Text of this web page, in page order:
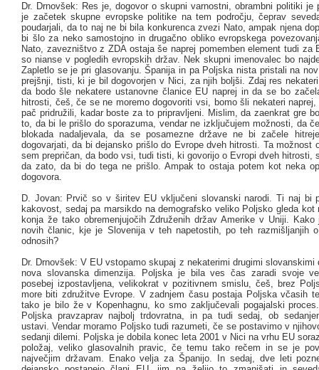
Dr. Drnovšek: Res je, dogovor o skupni varnostni, obrambni politiki je
je začetek skupne evropske politike na tem področju, čeprav
poudarjali, da to naj ne bi bila konkurenca zvezi Nato, ampak njena
bi šlo za neko samostojno in drugačno obliko evropskega
Nato, zavezništvo z ZDA ostaja še naprej pomemben element tudi za
so nianse v pogledih evropskih držav. Nek skupni imenovalec bo
Zapletlo se je pri glasovanju. Španija in pa Poljska nista pristali na
prejšnji, tisti, ki je bil dogovorjen v Nici, za njih boljši. Zdaj res
da bodo šle nekatere ustanovne članice EU naprej in da se bo
hitrosti, češ, če se ne moremo dogovoriti vsi, bomo šli nekateri
pač pridružili, kadar boste za to pripravljeni. Mislim, da zaenkrat gre
to, da bi le prišlo do sporazuma, vendar ne izključujem možnosti, da
blokada nadaljevala, da se posamezne države ne bi začele
dogovarjati, da bi dejansko prišlo do Evrope dveh hitrosti. Ta možnost
sem prepričan, da bodo vsi, tudi tisti, ki govorijo o Evropi dveh hitrosti,
da zato, da bi do tega ne prišlo. Ampak to ostaja potem kot neka
dogovora.
D. Jovan: Prvič so v širitev EU vključeni slovanski narodi. Ti naj bi
kakovost, sedaj pa marsikdo na demografsko veliko Poljsko gleda kot
konja že tako obremenjujočih Združenih držav Amerike v Uniji.
novih članic, kje je Slovenija v teh napetostih, po teh razmišljanjih
odnosih?
Dr. Drnovšek: V EU vstopamo skupaj z nekaterimi drugimi slovanskimi
nova slovanska dimenzija. Poljska je bila ves čas zaradi svoje
posebej izpostavljena, velikokrat v pozitivnem smislu, češ, brez
more biti združitve Evrope. V zadnjem času postaja Poljska včasih
tako je bilo že v Kopenhagnu, ko smo zaključevali pogajalski
Poljska pravzaprav najbolj trdovratna, in pa tudi sedaj, ob
ustavi. Vendar moramo Poljsko tudi razumeti, če se postavimo v
sedanji dilemi. Poljska je dobila konec leta 2001 v Nici na vrhu EU
položaj, veliko glasovalnih pravic, če temu tako rečem in se je
največjim državam. Enako velja za Španijo. In sedaj, dve leti